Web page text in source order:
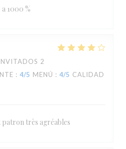
1000 %
2
: 4/5 MENÚ : 4/5 CALIDAD
très agréables